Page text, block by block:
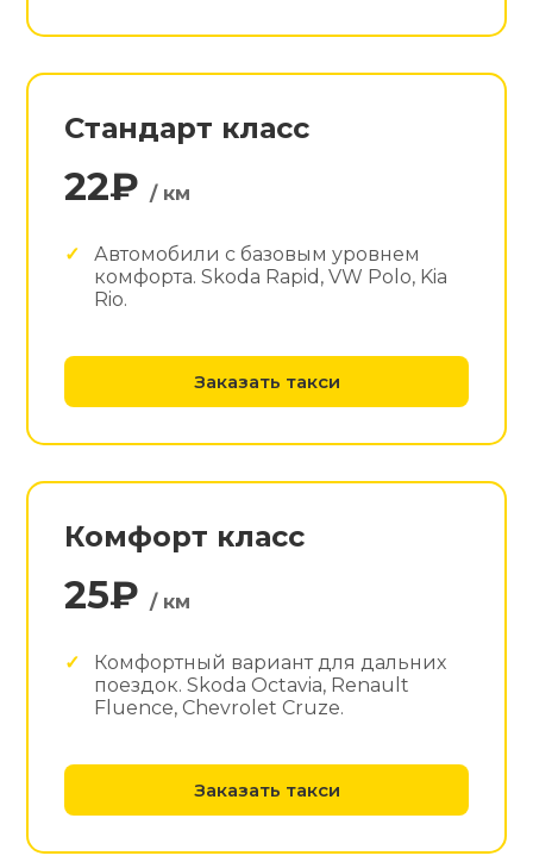
Стандарт класс
22₽/ км
Автомобили с базовым уровнем
комфорта. Skoda Rapid, VW Polo, Kia
Rio.
Заказать такси
Комфорт класс
25₽/ км
Комфортный вариант для дальних
поездок. Skoda Octavia, Renault
Fluence, Chevrolet Cruze.
Заказать такси